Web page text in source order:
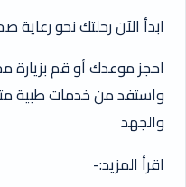
ابدأ الآن رحلتك نحو
احجز موعدك أو قم بزيارة
واستفد من خدمات طبية
والجهد
اقرأ المزيد:-